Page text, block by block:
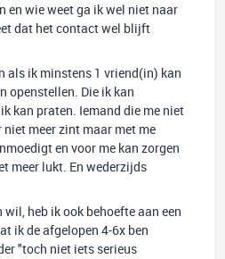
en wie weet ga ik wel niet naar
dat het contact wel blijft
als ik minstens 1 vriend(in) kan
openstellen. Die ik kan
kan praten. Iemand die me niet
meer zint maar met me
en voor me kan zorgen
meer lukt. En wederzijds
heb ik ook behoefte aan een
ik de afgelopen 4-6x ben
"toch niet iets serieus